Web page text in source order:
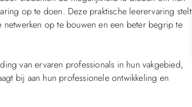
op te doen. Deze praktische leerervaring stelt
netwerken op te bouwen en een beter begrip te
van ervaren professionals in hun vakgebied,
bij aan hun professionele ontwikkeling en